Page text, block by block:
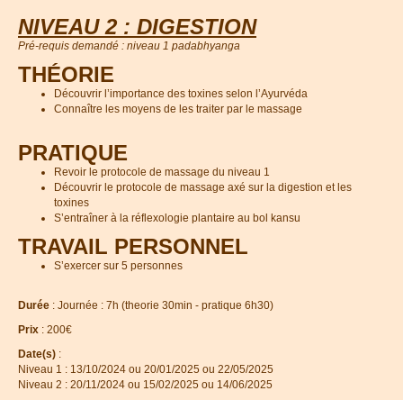
NIVEAU 2 : DIGESTION
Pré-requis demandé : niveau 1 padabhyanga
THÉORIE
Découvrir l’importance des toxines selon l’Ayurvéda
Connaître les moyens de les traiter par le massage
PRATIQUE
Revoir le protocole de massage du niveau 1
Découvrir le protocole de massage axé sur la digestion et les
toxines
S’entraîner à la réflexologie plantaire au bol kansu
TRAVAIL PERSONNEL
S’exercer sur 5 personnes
Durée : Journée : 7h (theorie 30min - pratique 6h30)
Prix : 200€
Date(s) :
Niveau 1 : 13/10/2024 ou 20/01/2025 ou 22/05/2025
Niveau 2 : 20/11/2024 ou 15/02/2025 ou 14/06/2025